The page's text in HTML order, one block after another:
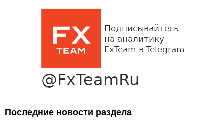
Последние новости раздела